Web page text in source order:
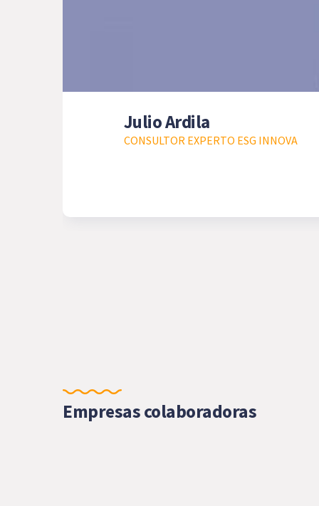
Julio Ardila
CONSULTOR EXPERTO ESG INNOVA
Empresas colaboradoras